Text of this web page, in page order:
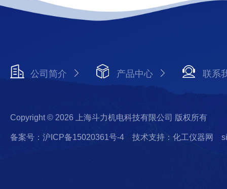
公司简介 产品中心 联系
Copyright © 2026 上海斗力机电科技有限公司 版权所有
备案号：沪ICP备15020361号-4 技术支持：化工仪器网